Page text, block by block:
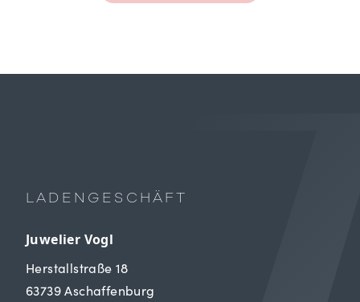
LADENGESCHÄFT
Juwelier Vogl
Herstallstraße 18
63739 Aschaffenburg